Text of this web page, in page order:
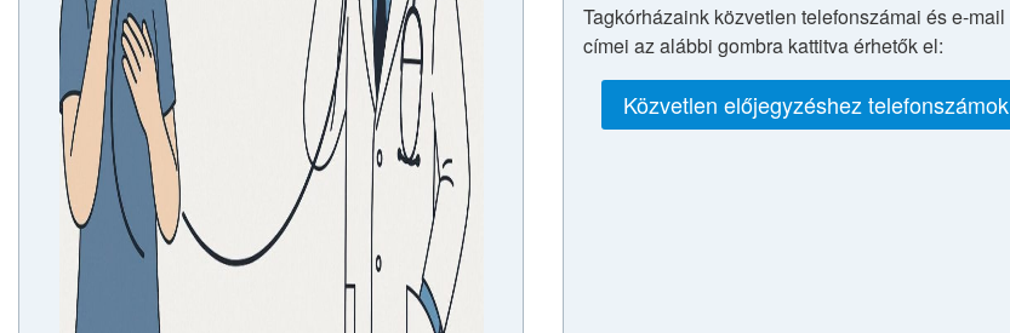
Tagkórházaink közvetlen telefonszámai és e-mail
címei az alábbi gombra kattitva érhetők el:
Közvetlen előjegyzéshez telefonszámok